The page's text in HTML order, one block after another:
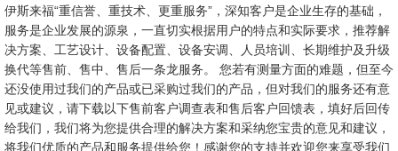
伊斯来福“重信誉、重技术、更重服务”，深知客户是企业生存的基础，
服务是企业发展的源泉，一直切实根据用户的特点和实际要求，推荐解
决方案、工艺设计、设备配置、设备安调、人员培训、长期维护及升级
换代等售前、售中、售后一条龙服务。 您若有测量方面的难题，但至今
还没使用过我们的产品或已采购过我们的产品，但对我们的服务还有意
见或建议，请下载以下售前客户调查表和售后客户回馈表，填好后回传
给我们，我们将为您提供合理的解决方案和采纳您宝贵的意见和建议，
将我们优质的产品和服务提供给您！感谢您的支持并欢迎您来享受我们